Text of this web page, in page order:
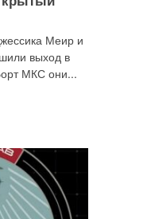
Меир и
выход в
МКС они...